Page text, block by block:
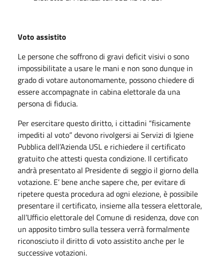
Voto assistito
Le persone che soffrono di gravi deficit visivi o sono
impossibilitate a usare le mani e non sono dunque in
grado di votare autonomamente, possono chiedere di
essere accompagnate in cabina elettorale da una
persona di fiducia.
Per esercitare questo diritto, i cittadini “fisicamente
impediti al voto” devono rivolgersi ai Servizi di Igiene
Pubblica dell’Azienda USL e richiedere il certificato
gratuito che attesti questa condizione. Il certificato
andrà presentato al Presidente di seggio il giorno della
votazione. E’ bene anche sapere che, per evitare di
ripetere questa procedura ad ogni elezione, è possibile
presentare il certificato, insieme alla tessera elettorale,
all’Ufficio elettorale del Comune di residenza, dove con
un apposito timbro sulla tessera verrà formalmente
riconosciuto il diritto di voto assistito anche per le
successive votazioni.